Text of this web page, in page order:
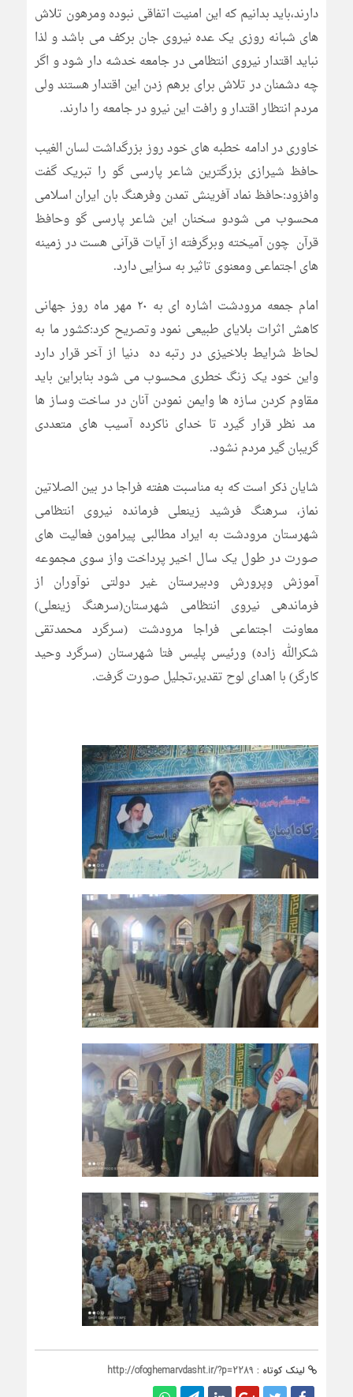
دارند،باید بدانیم که این امنیت اتفاقی نبوده ومرهون تلاش
های شبانه روزی یک عده نیروی جان برکف می باشد و لذا
نباید اقتدار نیروی انتظامی در جامعه خدشه دار شود و اگر
چه دشمنان در تلاش برای برهم زدن این اقتدار هستند ولی
مردم انتظار اقتدار و رافت این نیرو در جامعه را دارند.
خاوری در ادامه خطبه های خود روز بزرگداشت لسان الغیب
حافظ شیرازی بزرگترین شاعر پارسی گو را تبریک گفت
وافزود:حافظ نماد آفرینش تمدن وفرهنگ بان ایران اسلامی
محسوب می شودو سخنان این شاعر پارسی گو وحافظ
قرآن چون آمیخته وبرگرفته از آیات قرآنی هست در زمینه
های اجتماعی ومعنوی تاثیر به سزایی دارد.
امام جمعه مرودشت اشاره ای به ۲۰ مهر ماه روز جهانی
کاهش اثرات بلایای طبیعی نمود وتصریح کرد:کشور ما به
لحاظ شرایط بلاخیزی در رتبه ده دنیا از آخر قرار دارد
واین خود یک زنگ خطری محسوب می شود بنابراین باید
مقاوم کردن سازه ها وایمن نمودن آنان در ساخت وساز ها
مد نظر قرار گیرد تا خدای ناکرده آسیب های متعددی
گریبان گیر مردم نشود.
شایان ذکر است که به مناسبت هفته فراجا در بین الصلاتین
نماز، سرهنگ فرشید زینعلی فرمانده نیروی انتظامی
شهرستان مرودشت به ایراد مطالبی پیرامون فعالیت های
صورت در طول یک سال اخیر پرداخت واز سوی مجموعه
آموزش وپرورش ودبیرستان غیر دولتی نوآوران از
فرماندهی نیروی انتظامی شهرستان(سرهنگ زینعلی)
معاونت اجتماعی فراجا مرودشت (سرگرد محمدتقی
شکرالله زاده) ورئیس پلیس فتا شهرستان (سرگرد وحید
کارگر) با اهدای لوح تقدیر،تجلیل صورت گرفت.
لینک کوتاه : http://ofoghemarvdasht.ir/?p=2289